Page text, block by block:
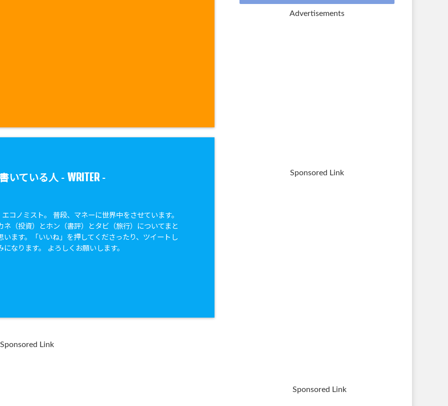
いている人 - WRITER-
コノミスト。 普段、マネーに世界中をさせています。
ネ（投資）とホン（書評）とタビ（旅行）についてまと
います。「いいね」を押してくださったり、ツイートし
になります。 よろしくお願いします。
Sponsored Link
リ
Advertisements
Sponsored Link
Sponsored Link